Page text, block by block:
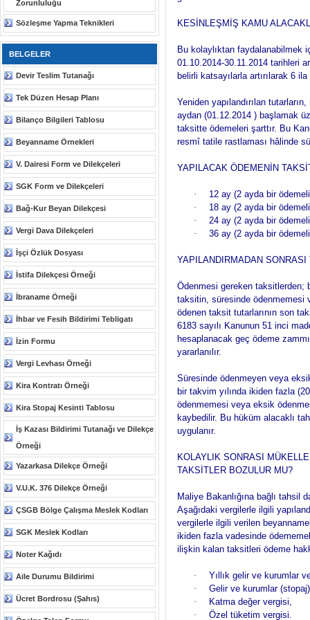
Zorunluluğu
Sözleşme Yapma Teknikleri
BELGELER
Devir Teslim Tutanağı
Tek Düzen Hesap Planı
Bilanço Bilgileri Tablosu
Beyanname Örnekleri
V. Dairesi Form ve Dilekçeleri
SGK Form ve Dilekçeleri
Bağ-Kur Beyan Dilekçesi
Vergi Dava Dilekçeleri
İşçi Özlük Dosyası
İstifa Dilekçesi Örneği
İbraname Örneği
İhbar ve Fesih Bildirimi Tebligatı
İzin Formu
Vergi Levhası Örneği
Kira Kontratı Örneği
Kira Stopaj Kesinti Tablosu
İş Kazası Bildirimi Tutanağı ve Dilekçe
Örneği
Yazarkasa Dilekçe Örneği
V.U.K. 376 Dilekçe Örneği
ÇSGB Bölge Çalışma Meslek Kodları
SGK Meslek Kodları
Noter Kağıdı
Aile Durumu Bildirimi
Ücret Bordrosu (Şahıs)
KESİNLEŞMİŞ KAMU
Bu kolaylıktan faydalanabilmek
01.10.2014-30.11.2014 tarihleri
belirli katsayılarla artırılarak 6
Yeniden yapılandırılan
aydan (01.12.2014 ) başlamak
taksitte ödemeleri şarttır. Bu
resmî tatile rastlaması hâlinde
YAPILACAK ÖDEMENİN
·
12 ay (2 ayda bir
·
18 ay (2 ayda bir
·
24 ay (2 ayda bir
·
36 ay (2 ayda bir
YAPILANDIRMADAN
Ödenmesi gereken taksitlerden;
taksitin, süresinde ödenmemesi
ödenen taksit tutarlarının son
6183 sayılı Kanunun 51 inci
hesaplanacak geç ödeme
yararlanılır.
Süresinde ödenmeyen veya
bir takvim yılında ikiden fazla
ödenmemesi veya eksik
kaybedilir. Bu hüküm alacaklı
uygulanır.
KOLAYLIK SONRASI
TAKSİTLER BOZULUR MU?
Maliye Bakanlığına bağlı tahsil
Aşağıdaki vergilerle ilgili
vergilerle ilgili verilen
ikiden fazla vadesinde
ilişkin kalan taksitleri ödeme
·
Yıllık gelir ve kurumlar
·
Gelir ve kurumlar
·
Katma değer vergisi,
·
Özel tüketim vergisi.